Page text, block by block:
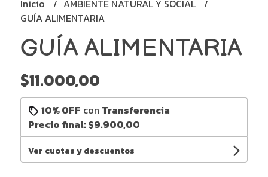
Inicio
AMBIENTE NATURAL Y SOCIAL
GUÍA ALIMENTARIA
GUÍA ALIMENTARIA
$11.000,00
10% OFF con Transferencia
Precio final:$9.900,00
Ver cuotas y descuentos